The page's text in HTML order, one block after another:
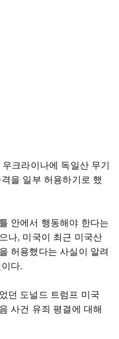
크라이나에 독일산 무기
을 일부 허용하기로 했
안에서 행동해야 한다는
나, 미국이 최근 미국산
허용했다는 사실이 알려
다.
던 도널드 트럼프 미국
사건 유죄 평결에 대해